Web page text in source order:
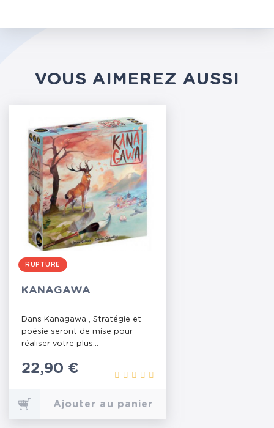
VOUS AIMEREZ AUSSI
RUPTURE
KANAGAWA
Dans Kanagawa , Stratégie et
poésie seront de mise pour
réaliser votre plus...
Prix
22,90 €
Ajouter au panier